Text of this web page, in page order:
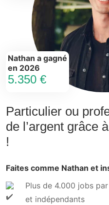
Particulier ou
de l’argent grâce
!
Faites comme Nathan et
Plus de 4.000 jobs
et indépendants
Nathan a gagné
en 2026
5.350 €